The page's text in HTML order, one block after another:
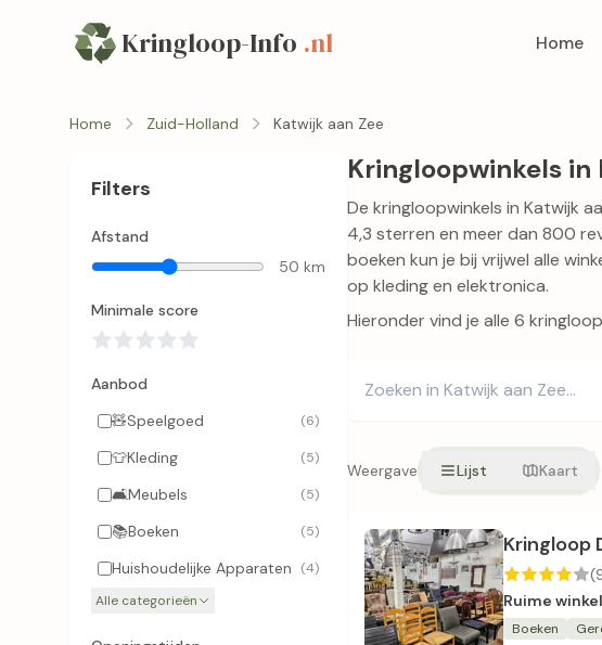
Kringloop-Info .nl Home
Home Zuid-Holland Katwijk aan Zee
Filters
Afstand
50 km
Minimale score
Aanbod
🧸Speelgoed (6)
👕Kleding (5)
🛋️Meubels (5)
📚Boeken (5)
Huishoudelijke Apparaten
(4)
Alle categorieën
Kringloopwinkels in
De kringloopwinkels in Katwijk
4,3 sterren en meer dan 800
boeken kun je bij vrijwel alle
op kleding en elektronica.
Hieronder vind je alle 6
Weergave Lijst Kaart
Kringloop
Ruime winkel
Boeken